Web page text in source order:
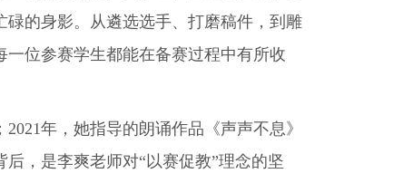
的身影。从遴选选手、打磨稿件，到雕
位参赛学生都能在备赛过程中有所收
年，她指导的朗诵作品《声声不息》
，是李爽老师对“以赛促教”理念的坚